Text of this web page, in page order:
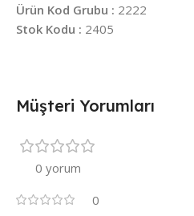
Ürün Kod Grubu : 2222
Stok Kodu : 2405
Müşteri Yorumları
0 yorum
0